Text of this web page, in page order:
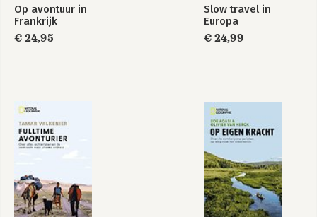
Op avontuur in
Frankrijk
€ 24,95
Slow travel in
Europa
€ 24,99